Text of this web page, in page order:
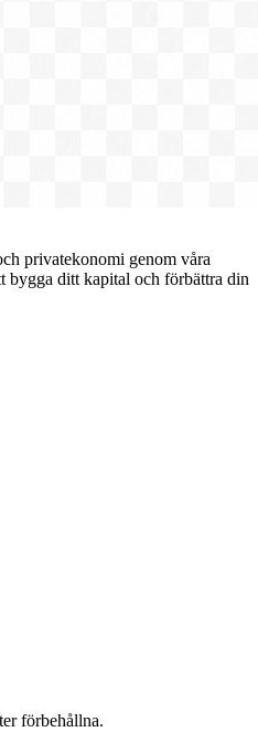
privatekonomi genom våra
bygga ditt kapital och förbättra din
förbehållna.